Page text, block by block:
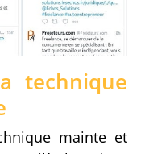
technique
mainte et